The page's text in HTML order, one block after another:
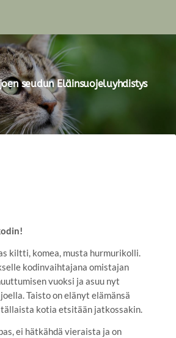
seudun Eläinsuojeluyhdistys
kiltti, komea, musta hurmurikolli.
kodinvaihtajana omistajan
vuoksi ja asuu nyt
Taisto on elänyt elämänsä
tällaista kotia etsitään jatkossakin.
ei hätkähdä vieraista ja on